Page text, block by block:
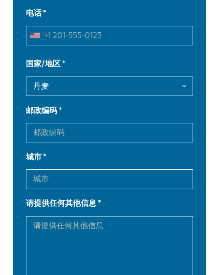
电话
国家/地区
邮政编码
城市
请提供任何其他信息
EN NL
FR
DE
ES PT-PT
PL